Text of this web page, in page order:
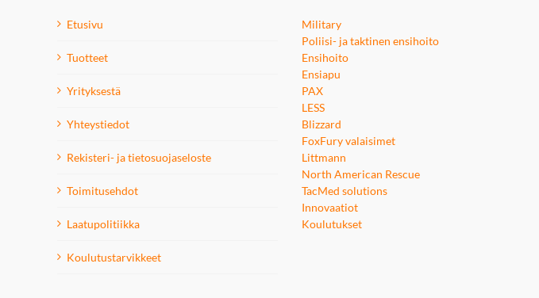
Etusivu
Tuotteet
Yrityksestä
Yhteystiedot
Rekisteri- ja tietosuojaseloste
Toimitusehdot
Laatupolitiikka
Koulutustarvikkeet
Military
Poliisi- ja taktinen ensihoito
Ensihoito
Ensiapu
PAX
LESS
Blizzard
FoxFury valaisimet
Littmann
North American Rescue
TacMed solutions
Innovaatiot
Koulutukset